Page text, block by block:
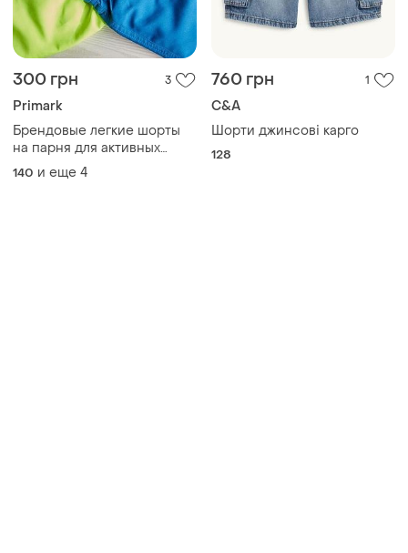
300 грн 3
Primark
Брендовые легкие шорты
на парня для активных
прогулок и плавания
140 и еще 4
760 грн 1
C&A
Шорти джинсові карго
128